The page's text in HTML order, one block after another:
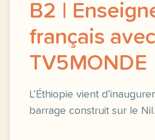
B2 |
français avec
TV5MONDE
L’Éthiopie vient
barrage construit sur le Nil.